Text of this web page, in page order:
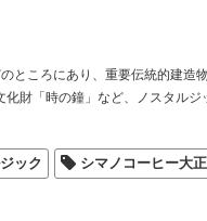
ところにあり、重要伝統的建造
化財「時の鐘」など、ノスタル
ック シマノコーヒー大